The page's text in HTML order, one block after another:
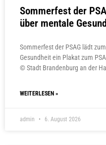
Sommerfest der
über mentale
Sommerfest der PSAG lädt
Gesundheit ein Plakat zum
© Stadt Brandenburg an der
WEITERLESEN »
admin 6. August 2026